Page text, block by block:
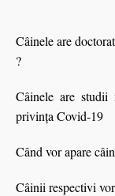
Câinele are
?
Câinele are studii
privinţa Covid-19
Când vor apare
Câinii respectivi